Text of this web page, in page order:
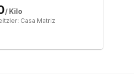
/ Kilo
Casa Matriz